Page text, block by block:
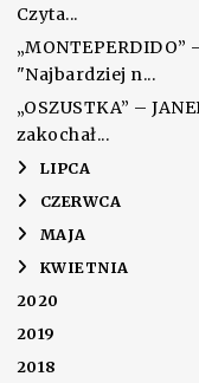
Czyta...
„MONTEPERDIDO”
"Najbardziej n...
„OSZUSTKA” –
zakochał...
► LIPCA
► CZERWCA
► MAJA
► KWIETNIA
2020
2019
2018